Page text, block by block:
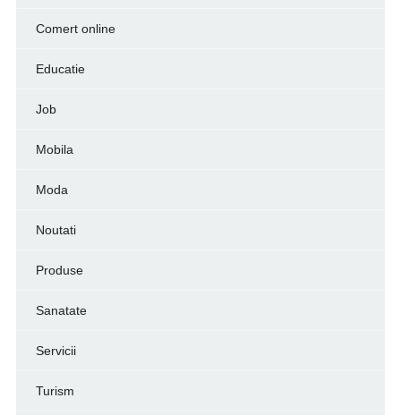
Comert online
Educatie
Job
Mobila
Moda
Noutati
Produse
Sanatate
Servicii
Turism